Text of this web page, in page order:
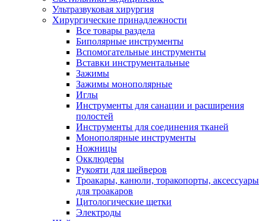
Ультразвуковая хирургия
Хирургические принадлежности
Все товары раздела
Биполярные инструменты
Вспомогательные инструменты
Вставки инструментальные
Зажимы
Зажимы монополярные
Иглы
Инструменты для санации и расширения
полостей
Инструменты для соединения тканей
Монополярные инструменты
Ножницы
Окклюдеры
Рукояти для шейверов
Троакары, канюли, торакопорты, аксессуары
для троакаров
Цитологические щетки
Электроды